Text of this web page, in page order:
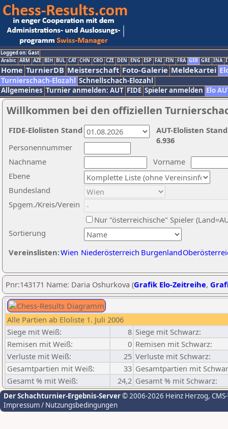
Logged on: Gast
Arabic ARM AZE BIH BUL CAT CHN CRO CZE DEN ENG ESP FAI FIN FRA GER GRE INA
Home TurnierDB Meisterschaft Foto-Galerie Meldekartei
Turnierschach-Elozahl Schnellschach-Elozahl
Allgemeines Turnier anmelden: AUT FIDE Spieler anmelden Elo
Willkommen bei den offiziellen
Nachname
Vorname
Ebene
Sortierung
Personennummer
Bundesland
Spgem./Kreis/Verein
Nur "österreichische" Spieler
Vereinslisten:Wien Niederösterreich Burgenland
AUT-Elolisten
6.936
FIDE-Elolisten Stand
Pnr:143171 Name: Daria Oshurkova (Grafik Elo-Zeitreihe,
Alle Partien ab Eloliste 1. Juli 2006
Siege mit Weiß:
8 Siege mit Schwarz:
Remisen mit Weiß:
0 Remisen mit Schwarz:
Verluste mit Weiß:
25 Verluste mit Schwarz:
Gesamtpartien mit Weiß:
33 Gesamtpartien mit
Gesamt % mit Weiß:
24,2 Gesamt % mit Schwarz:
Der Schachturnier-Ergebnis-Server© 2006-2026 Heinz Herzog,
Impressum / Nutzungsbedingungen